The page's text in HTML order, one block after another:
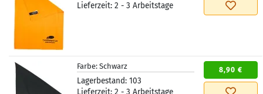
Lieferzeit: 2 - 3 Arbeitstage
Farbe: Schwarz
Lagerbestand: 103
Lieferzeit: 2 - 3 Arbeitstage
8,90 €